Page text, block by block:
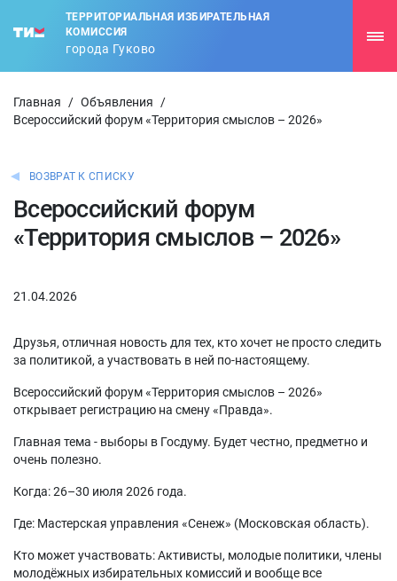
ТЕРРИТОРИАЛЬНАЯ ИЗБИРАТЕЛЬНАЯ
КОМИССИЯ
города Гуково
Главная / Объявления
/
Всероссийский форум «Территория смыслов – 2026»
ВОЗВРАТ К СПИСКУ
Всероссийский форум
«Территория смыслов – 2026»
21.04.2026
Друзья, отличная новость для тех, кто хочет не просто следить
за политикой, а участвовать в ней по-настоящему.
Всероссийский форум «Территория смыслов – 2026»
открывает регистрацию на смену «Правда».
Главная тема - выборы в Госдуму. Будет честно, предметно и
очень полезно.
Когда: 26–30 июля 2026 года.
Где: Мастерская управления «Сенеж» (Московская область).
Кто может участвовать: Активисты, молодые политики, члены
молодёжных избирательных комиссий и вообще все